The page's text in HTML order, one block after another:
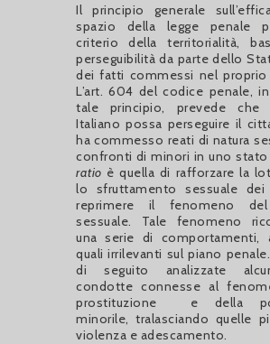
Il principio generale
spazio della legge penale
criterio della territorialità,
perseguibilità da parte dello
dei fatti commessi nel proprio
L’art. 604 del codice penale,
tale principio, prevede
Italiano possa perseguire il
ha commesso reati di natura
confronti di minori in uno stato
ratio è quella di rafforzare la
lo sfruttamento sessuale
reprimere il fenomeno
sessuale. Tale fenomeno
una serie di comportamenti,
quali irrilevanti sul piano
di seguito analizzate
condotte connesse al
prostituzione e della
minorile, tralasciando quelle
violenza e adescamento.